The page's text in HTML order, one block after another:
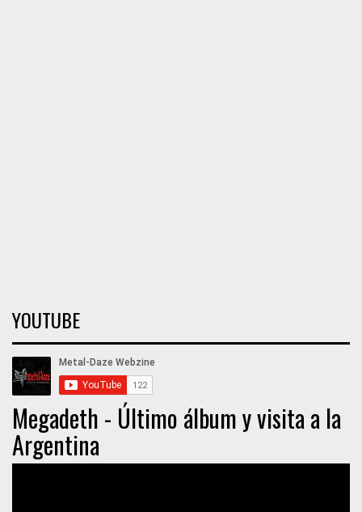
YOUTUBE
Megadeth - Último álbum y visita a la
Argentina